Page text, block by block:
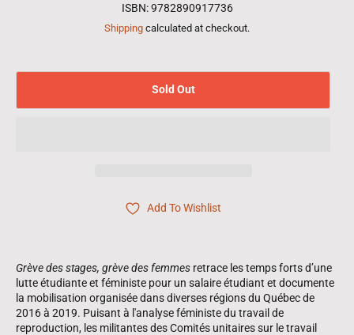
ISBN: 9782890917736
Shipping calculated at checkout.
Sold Out
Add To Wishlist
Grève des stages, grève des femmes retrace les temps forts d’une
lutte étudiante et féministe pour un salaire étudiant et documente
la mobilisation organisée dans diverses régions du Québec de
2016 à 2019. Puisant à l'analyse féministe du travail de
reproduction, les militantes des Comités unitaires sur le travail